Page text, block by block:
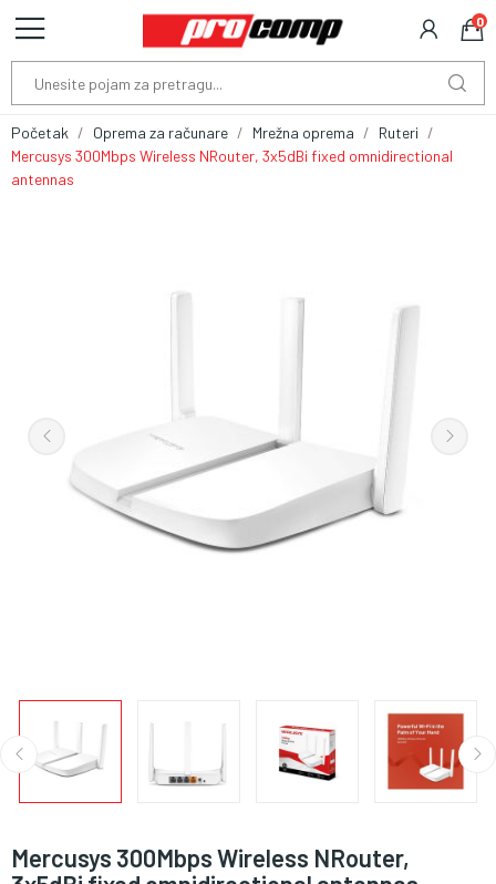
0
Početak Oprema za računare Mrežna oprema
Ruteri
Mercusys 300Mbps Wireless NRouter, 3x5dBi fixed omnidirectional
antennas
Mercusys 300Mbps Wireless NRouter,